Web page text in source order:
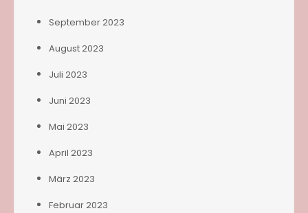
September 2023
August 2023
Juli 2023
Juni 2023
Mai 2023
April 2023
März 2023
Februar 2023